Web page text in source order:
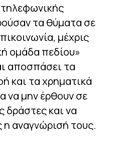
τα θύματα σε
μέχρις
ομάδα πεδίου»
αποσπάσει τα
και τα χρηματικά
να μην έρθουν σε
δράστες και να
η αναγνώρισή τους.